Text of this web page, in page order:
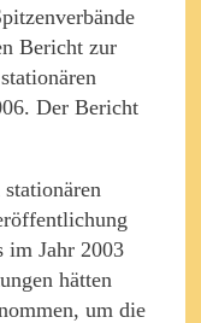
Bericht zur
Der Bericht
im Jahr 2003
hätten
um die